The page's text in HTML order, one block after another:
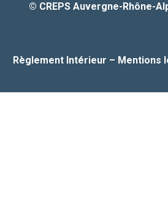
© CREPS Auvergne-Rhône-
Règlement Intérieur – Mentions